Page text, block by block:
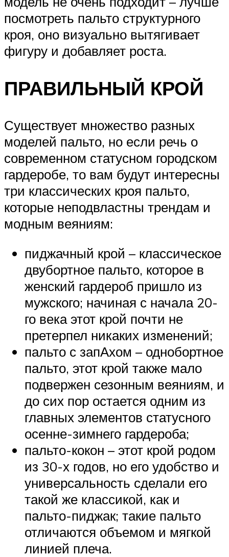
посмотреть пальто структурного
кроя, оно визуально вытягивает
фигуру и добавляет роста.
ПРАВИЛЬНЫЙ КРОЙ
Существует множество разных
моделей пальто, но если речь о
современном статусном городском
гардеробе, то вам будут интересны
три классических кроя пальто,
которые неподвластны трендам и
модным веяниям:
пиджачный крой – классическое
двубортное пальто, которое в
женский гардероб пришло из
мужского; начиная с начала 20-
го века этот крой почти не
претерпел никаких изменений;
пальто с запАхом – однобортное
пальто, этот крой также мало
подвержен сезонным веяниям, и
до сих пор остается одним из
главных элементов статусного
осенне-зимнего гардероба;
пальто-кокон – этот крой родом
из 30-х годов, но его удобство и
универсальность сделали его
такой же классикой, как и
пальто-пиджак; такие пальто
отличаются объемом и мягкой
линией плеча.